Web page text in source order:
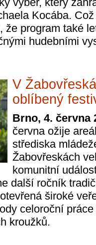
Kocába.
že program také
hudebními
V
oblíbený
Brno, 4. června
června ožije
střediska
Žabovřeskách
komunitní
další ročník
široké
celoroční
kroužků.